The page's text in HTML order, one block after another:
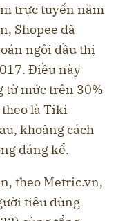
trực tuyến năm
Shopee đã
ngôi đầu thị
Điều này
từ mức trên 30%
là Tiki
khoảng cách
đáng kể.
theo Metric.vn,
tiêu dùng